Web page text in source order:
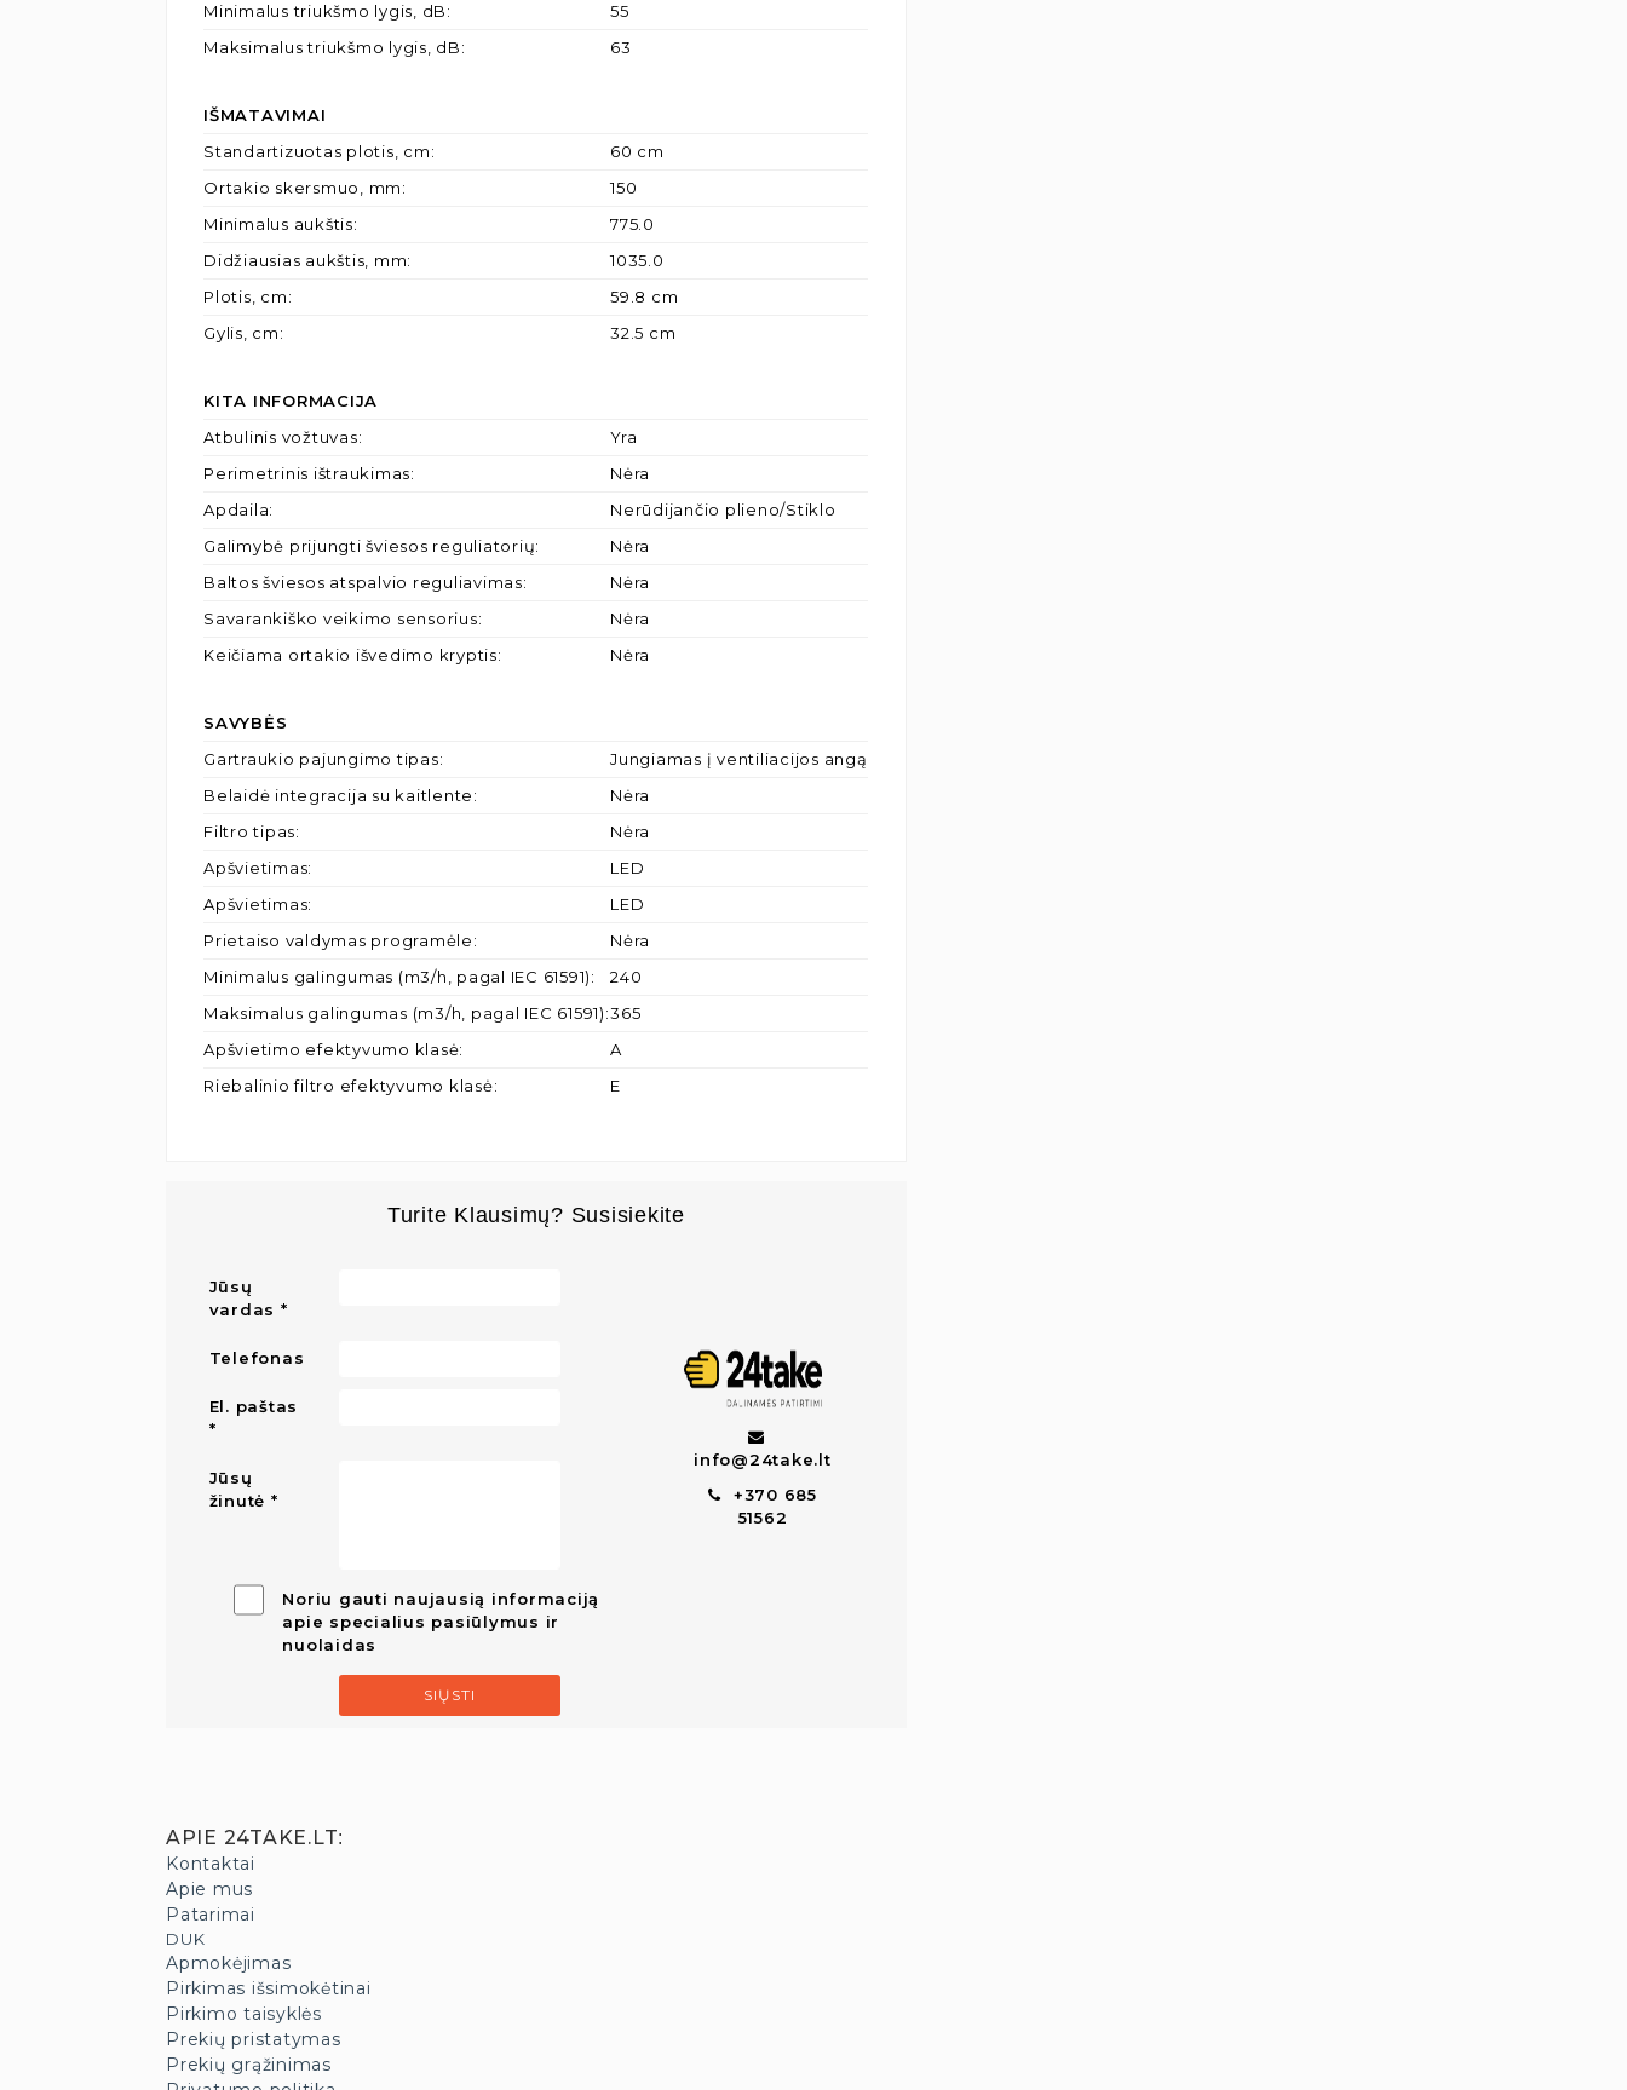
Minimalus triukšmo lygis, dB:
55
Maksimalus triukšmo lygis, dB: 63
IŠMATAVIMAI
Standartizuotas plotis, cm:
60 cm
Ortakio skersmuo, mm:
150
Minimalus aukštis:
775.0
Didžiausias aukštis, mm:
1035.0
Plotis, cm:
59.8 cm
Gylis, cm: 32.5 cm
KITA INFORMACIJA
Atbulinis vožtuvas:
Yra
Perimetrinis ištraukimas:
Nėra
Apdaila:
Nerūdijančio plieno/Stiklo
Galimybė prijungti šviesos reguliatorių:
Nėra
Baltos šviesos atspalvio reguliavimas:
Nėra
Savarankiško veikimo sensorius:
Nėra
Keičiama ortakio išvedimo kryptis: Nėra
SAVYBĖS
Gartraukio pajungimo tipas:
Jungiamas į ventiliacijos angą
Belaidė integracija su kaitlente:
Nėra
Filtro tipas:
Nėra
Apšvietimas:
LED
Apšvietimas:
LED
Prietaiso valdymas programėle:
Nėra
Minimalus galingumas (m3/h, pagal IEC 61591):
240
Maksimalus galingumas (m3/h, pagal IEC 61591):365
Apšvietimo efektyvumo klasė:
A
Riebalinio filtro efektyvumo klasė: E
Turite Klausimų? Susisiekite
Jūsų
vardas
Telefonas
El. paštas
Jūsų
žinutė
Noriu gauti naujausią informaciją
apie specialius pasiūlymus ir
nuolaidas
SIŲSTI
info@24take.lt
+370 685
51562
APIE 24TAKE.LT:
Kontaktai
Apie mus
Patarimai
DUK
Apmokėjimas
Pirkimas išsimokėtinai
Pirkimo taisyklės
Prekių pristatymas
Prekių grąžinimas